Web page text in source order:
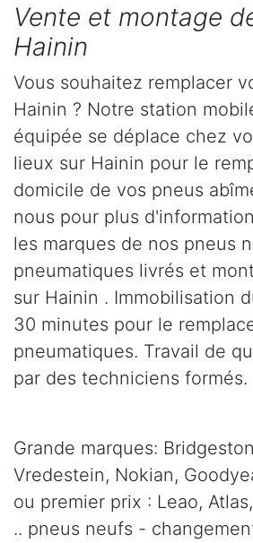
Vente et montage
Hainin
Vous souhaitez remplacer
Hainin ? Notre station
équipée se déplace chez
lieux sur Hainin pour le
domicile de vos pneus
nous pour plus
les marques de nos pneus
pneumatiques livrés et
sur Hainin . Immobilisation
30 minutes pour le
pneumatiques. Travail de
par des techniciens formés.
Grande marques:
Vredestein, Nokian,
ou premier prix : Leao,
.. pneus neufs -